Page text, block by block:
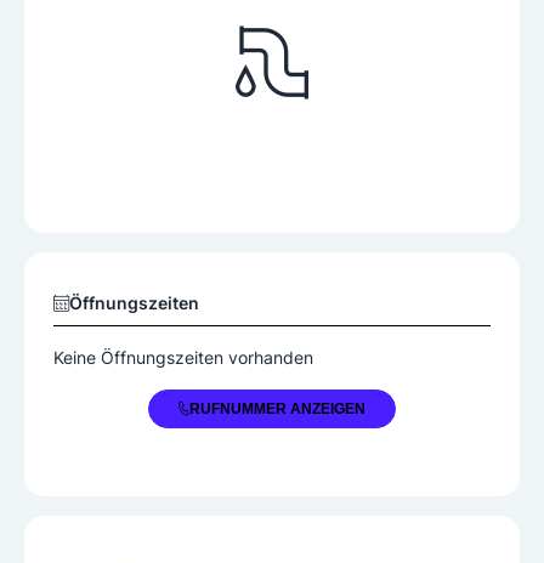
Öffnungszeiten
Keine Öffnungszeiten vorhanden
+43 2784 2210RUFNUMMER ANZEIGEN